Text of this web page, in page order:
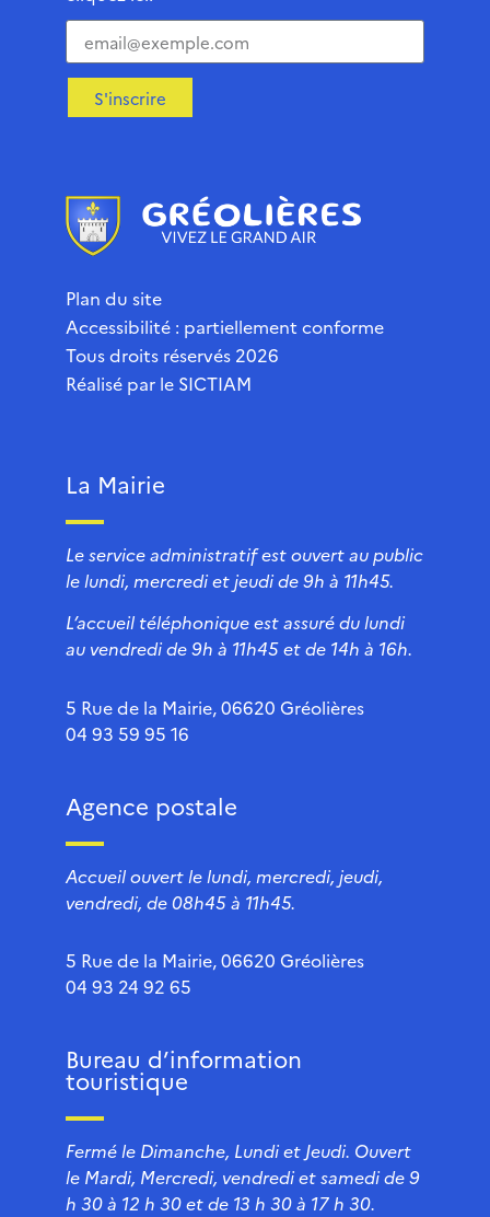
S'inscrire
Plan du site
Accessibilité : partiellement conforme
Tous droits réservés 2026
Réalisé par le SICTIAM
La Mairie
Le service administratif est ouvert au public
le lundi, mercredi et jeudi de 9h à 11h45.
L’accueil téléphonique est assuré du lundi
au vendredi de 9h à 11h45 et de 14h à 16h.
5 Rue de la Mairie, 06620 Gréolières
04 93 59 95 16
Agence postale
Accueil ouvert le lundi, mercredi, jeudi,
vendredi, de 08h45 à 11h45.
5 Rue de la Mairie, 06620 Gréolières
04 93 24 92 65
Bureau d’information
touristique
Fermé le Dimanche, Lundi et Jeudi. Ouvert
le Mardi, Mercredi, vendredi et samedi de 9
h 30 à 12 h 30 et de 13 h 30 à 17 h 30.